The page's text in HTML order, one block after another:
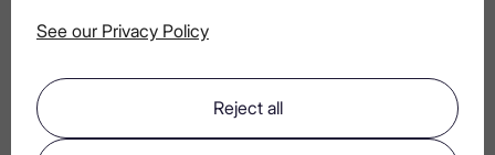
See our Privacy Policy
Reject all
Охолодити, випити, насолодитися:
горілки